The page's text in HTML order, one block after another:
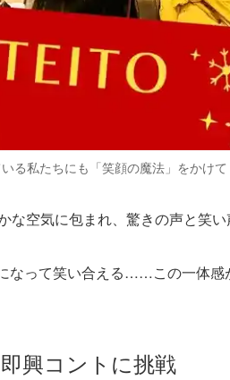
る私たちにも「笑顔の魔法」をかけて
な空気に包まれ、驚きの声と笑
なって笑い合える……この一体感
興コントに挑戦